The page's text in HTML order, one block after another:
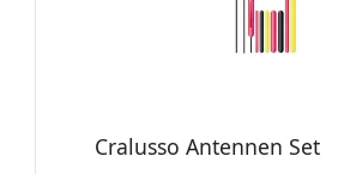
Cralusso Antennen Set